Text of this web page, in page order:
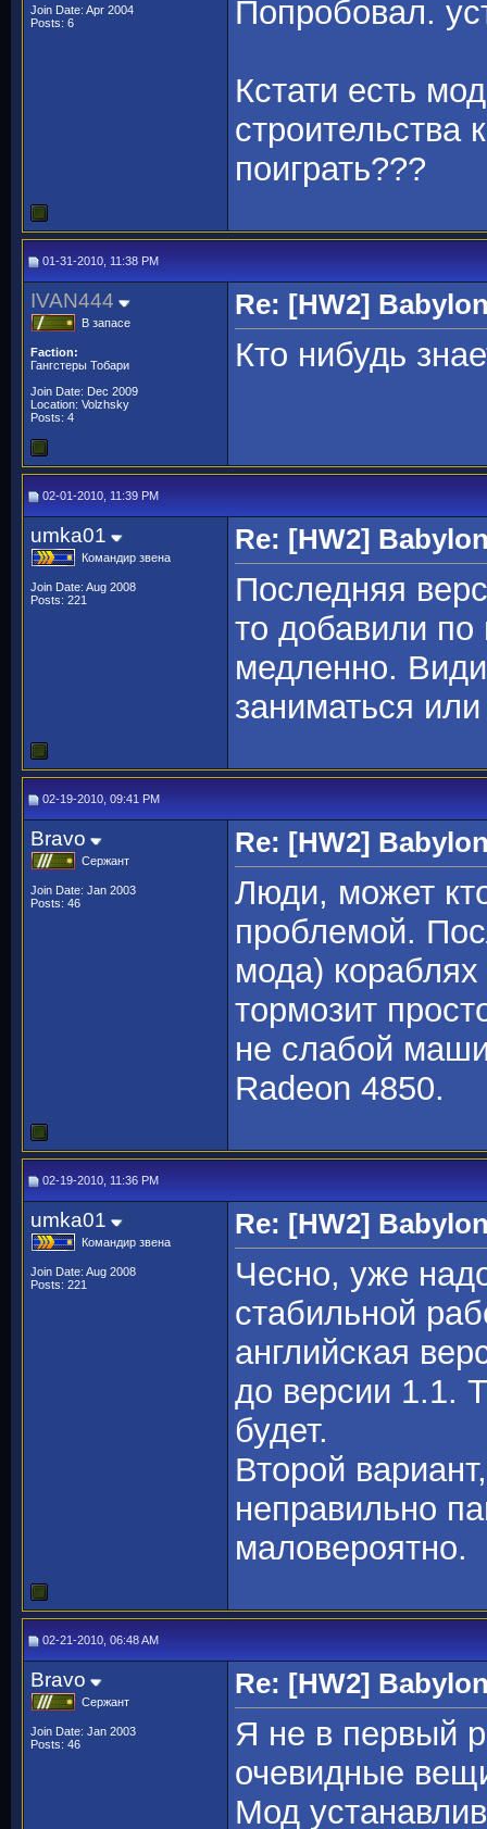
Join Date: Apr 2004
Posts: 6
Попробовал.
Кстати есть
поиграть???
01-31-2010, 11:38 PM
IVAN444
В запасе
Faction:
Гангстеры Тобари
Join Date: Dec 2009
Location: Volzhsky
Posts: 4
Re: [HW2]
Кто нибудь
02-01-2010, 11:39 PM
umka01
Командир звена
Join Date: Aug 2008
Posts: 221
Re: [HW2]
Последняя
то добавили
медленно.
заниматься
02-19-2010, 09:41 PM
Bravo
Сержант
Join Date: Jan 2003
Posts: 46
Re: [HW2]
Люди, может
проблемой.
мода) кораблях
тормозит
не слабой
Radeon 4850.
02-19-2010, 11:36 PM
umka01
Командир звена
Join Date: Aug 2008
Posts: 221
Re: [HW2]
Чесно, уже
стабильной
английская
до версии 1.1.
будет.
Второй
неправильно
маловероятно.
02-21-2010, 06:48 AM
Bravo
Сержант
Join Date: Jan 2003
Posts: 46
Re: [HW2]
Я не в первый
очевидные
Мод